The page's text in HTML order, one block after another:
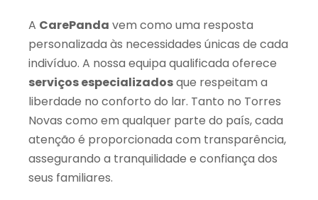
A CarePanda vem como uma resposta
personalizada às necessidades únicas de cada
indivíduo. A nossa equipa qualificada oferece
serviços especializadosque respeitam a
liberdade no conforto do lar. Tanto no Torres
Novas como em qualquer parte do país, cada
atenção é proporcionada com transparência,
assegurando a tranquilidade e confiança dos
seus familiares.